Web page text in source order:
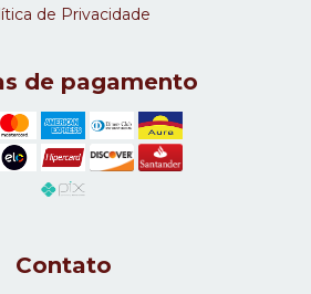
de Privacidade
de pagamento
Contato